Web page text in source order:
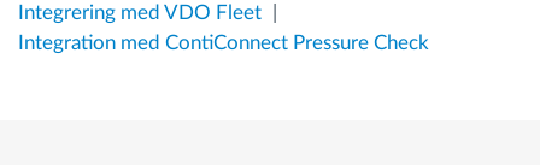
Integrering med VDO Fleet
Integration med ContiConnect Pressure Check